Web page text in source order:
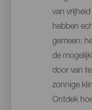
van
hebben
gemeen:
de
door van
zonnige
Ontdek